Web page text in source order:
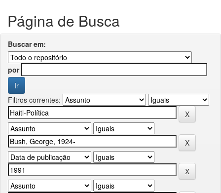
Página de Busca
Buscar em:
por
Filtros correntes: